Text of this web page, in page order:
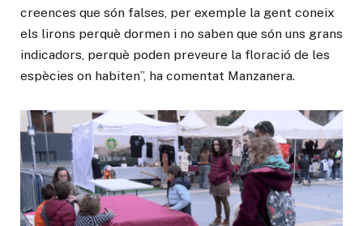
creences que són falses, per exemple la gent coneix
els lirons perquè dormen i no saben que són uns grans
indicadors, perquè poden preveure la floració de les
espècies on habiten”, ha comentat Manzanera.